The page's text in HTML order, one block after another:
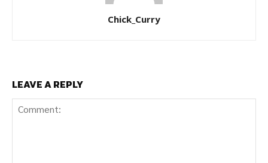
Chick_Curry
LEAVE A REPLY